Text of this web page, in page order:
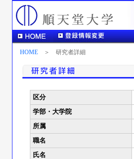
HOME ＞ 研究者詳細
区分
学部・大学院
所属
職名
氏名